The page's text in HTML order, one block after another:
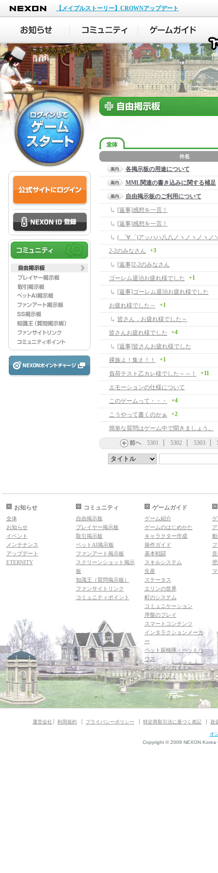
NEXON
【メイプルストーリー】CROWNアップデート
各掲示板の用途について
MML関連の書き込みに関する補足
自由掲示板のご利用について
[返事]感想を一言！
[返事]感想を一言！
( ゜∀゜)アッハハ八八ノヽノヽノヽノ
2-2のみなさん
+3
[返事]2-2のみなさん
ゴーレム退治お疲れ様でした
+1
[返事]ゴーレム退治お疲れ様でした
お疲れ様でした～
+1
皆さん，お疲れ様でした～
皆さんお疲れ様でした
+4
[返事]皆さんお疲れ様でした
裸族よ！集え！！
+1
負荷テスト乙カレ様でした～～！ +11
エモーションの仕様について
このゲームって・・・
+4
こうやって書くのかぁ +2
簡単な質問はゲーム中で聞きましょう。
前へ 5301 5302 5303
お知らせ
全体
お知らせ
イベント
メンテナンス
アップデート
ETERNITY
コミュニティ
自由掲示板
プレイヤー掲示板
取引掲示板
ペットAI掲示板
ファンアート掲示板
スクリーンショット掲示
板
知識王（質問掲示板）
ファンサイトリンク
コミュニティポイント
ゲームガイド
ゲーム紹介
ゲームのはじめかた
キャラクター作成
操作ガイド
基本戦闘
スキルシステム
生産
ステータス
エリンの世界
町のシステム
コミュニケーション
序盤のプレイ
スマートコンテンツ
インタラクションメーカ
ー
ペット探検隊・ペットハ
ウス
ダンジョンガイド
マギグラフィ
運営会社 利用規約 プライバシーポリシー 特定商取引法に基づく表記 資
オ
Copyright © 2009 NEXON Korea